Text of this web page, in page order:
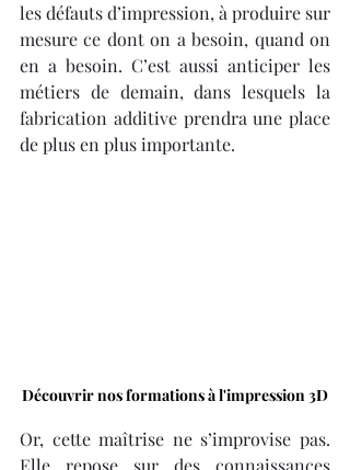
les défauts d’impression, à produire sur
mesure ce dont on a besoin, quand on
en a besoin. C’est aussi anticiper les
métiers de demain, dans lesquels la
fabrication additive prendra une place
de plus en plus importante.
Découvrir nos formations à l'impression 3D
Or, cette maîtrise ne s’improvise pas.